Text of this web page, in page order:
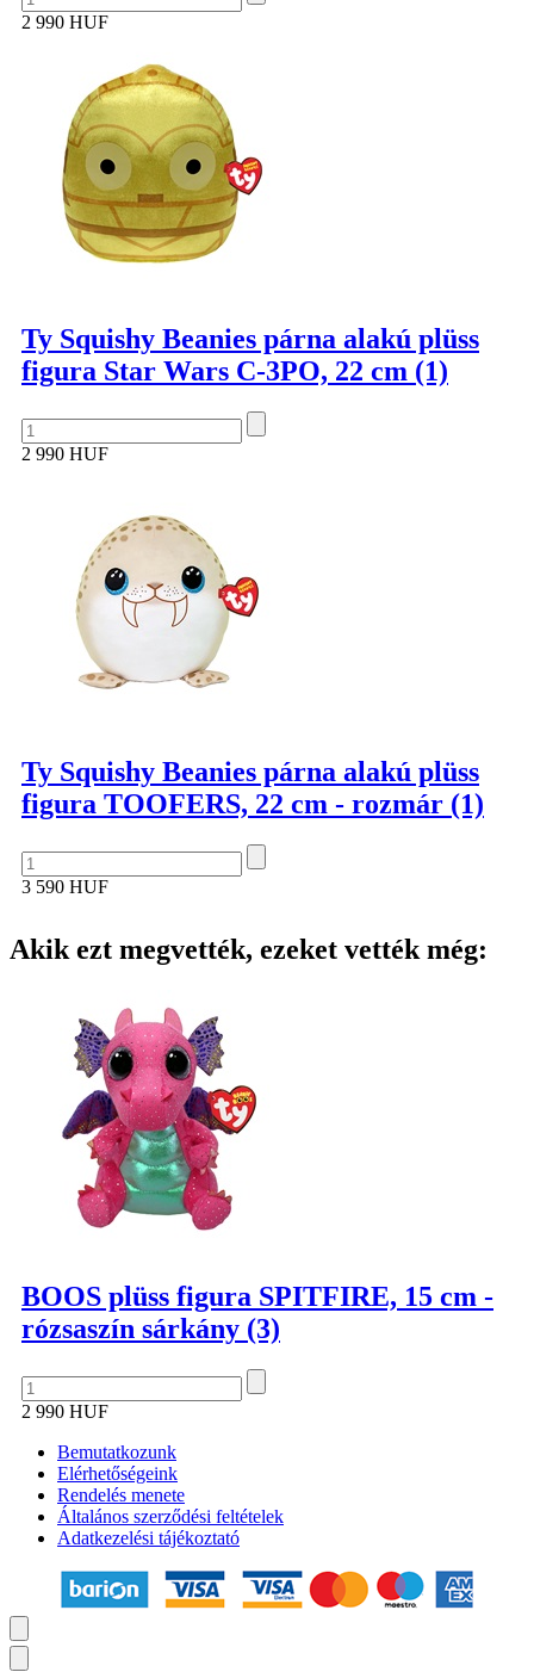
2 990 HUF
Ty Squishy Beanies párna alakú plüss
figura Star Wars C-3PO, 22 cm (1)
2 990 HUF
Ty Squishy Beanies párna alakú plüss
figura TOOFERS, 22 cm - rozmár (1)
3 590 HUF
Akik ezt megvették, ezeket vették még:
BOOS plüss figura SPITFIRE, 15 cm -
rózsaszín sárkány (3)
2 990 HUF
Bemutatkozunk
Elérhetőségeink
Rendelés menete
Általános szerződési feltételek
Adatkezelési tájékoztató